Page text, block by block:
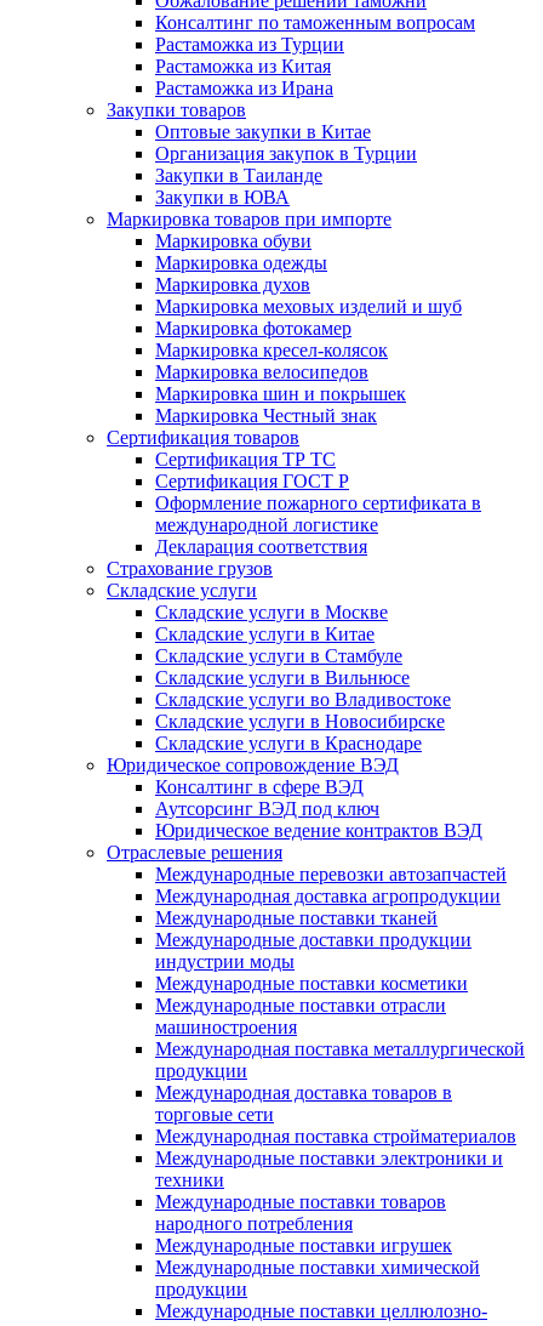
Консалтинг по таможенным вопросам
Растаможка из Турции
Растаможка из Китая
Растаможка из Ирана
Закупки товаров
Оптовые закупки в Китае
Организация закупок в Турции
Закупки в Таиланде
Закупки в ЮВА
Маркировка товаров при импорте
Маркировка обуви
Маркировка одежды
Маркировка духов
Маркировка меховых изделий и шуб
Маркировка фотокамер
Маркировка кресел-колясок
Маркировка велосипедов
Маркировка шин и покрышек
Маркировка Честный знак
Сертификация товаров
Сертификация ТР ТС
Сертификация ГОСТ Р
Оформление пожарного сертификата в
международной логистике
Декларация соответствия
Страхование грузов
Складские услуги
Складские услуги в Москве
Складские услуги в Китае
Складские услуги в Стамбуле
Складские услуги в Вильнюсе
Складские услуги во Владивостоке
Складские услуги в Новосибирске
Складские услуги в Краснодаре
Юридическое сопровождение ВЭД
Консалтинг в сфере ВЭД
Аутсорсинг ВЭД под ключ
Юридическое ведение контрактов ВЭД
Отраслевые решения
Международные перевозки автозапчастей
Международная доставка агропродукции
Международные поставки тканей
Международные доставки продукции
индустрии моды
Международные поставки косметики
Международные поставки отрасли
машиностроения
Международная поставка металлургической
продукции
Международная доставка товаров в
торговые сети
Международная поставка стройматериалов
Международные поставки электроники и
техники
Международные поставки товаров
народного потребления
Международные поставки игрушек
Международные поставки химической
продукции
Международные поставки целлюлозно-